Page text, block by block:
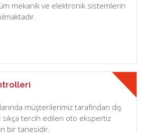
mekanik ve elektronik sistemlerin
müşterilerimiz tarafından dış
tercih edilen oto ekspertiz
bir tanesidir.